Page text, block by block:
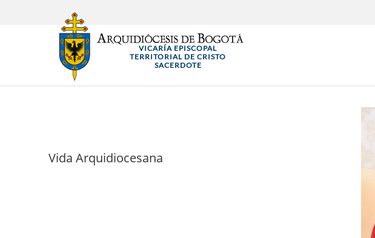
VICARÍA EPISCOPAL
TERRITORIAL DE CRISTO
SACERDOTE
Vida Arquidiocesana